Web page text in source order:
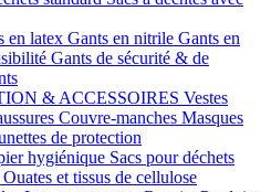
en latex Gants en nitrile Gants en
Gants de sécurité & de
& ACCESSOIRES Vestes
Couvre-manches Masques
de protection
hygiénique Sacs pour déchets
Ouates et tissus de cellulose